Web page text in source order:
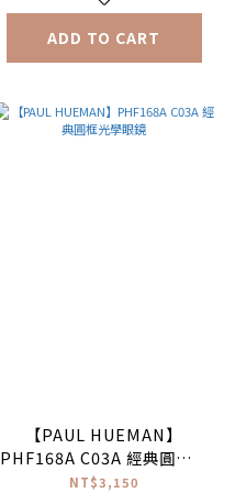
ADD TO CART
【PAUL HUEMAN】
PHF168A C03A 經典圓框光
學眼鏡
NT$3,150